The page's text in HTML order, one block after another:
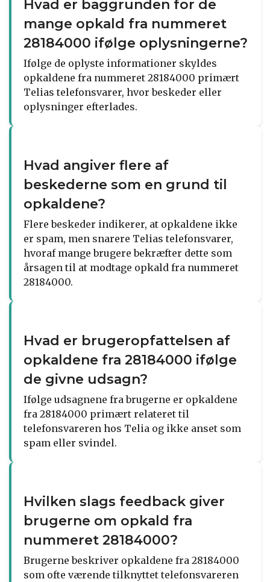
Hvad er baggrunden for de
mange opkald fra nummeret
28184000 ifølge oplysningerne?
Ifølge de oplyste informationer skyldes
opkaldene fra nummeret 28184000 primært
Telias telefonsvarer, hvor beskeder eller
oplysninger efterlades.
Hvad angiver flere af
beskederne som en grund til
opkaldene?
Flere beskeder indikerer, at opkaldene ikke
er spam, men snarere Telias telefonsvarer,
hvoraf mange brugere bekræfter dette som
årsagen til at modtage opkald fra nummeret
28184000.
Hvad er brugeropfattelsen af
opkaldene fra 28184000 ifølge
de givne udsagn?
Ifølge udsagnene fra brugerne er opkaldene
fra 28184000 primært relateret til
telefonsvareren hos Telia og ikke anset som
spam eller svindel.
Hvilken slags feedback giver
brugerne om opkald fra
nummeret 28184000?
Brugerne beskriver opkaldene fra 28184000
som ofte værende tilknyttet telefonsvareren